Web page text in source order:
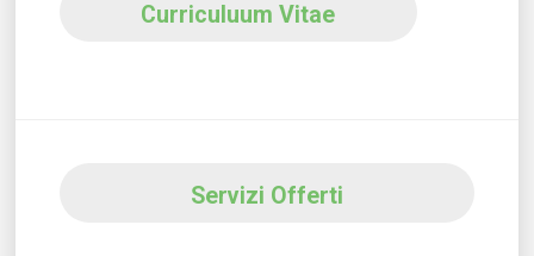
Curriculuum Vitae
Servizi Offerti